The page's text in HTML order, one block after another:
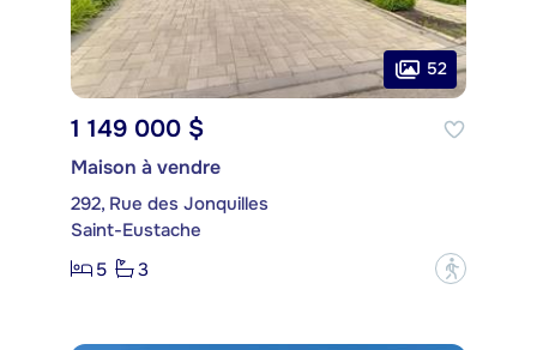
52
1 149 000 $
Maison à vendre
292, Rue des Jonquilles
Saint-Eustache
5
3 ?